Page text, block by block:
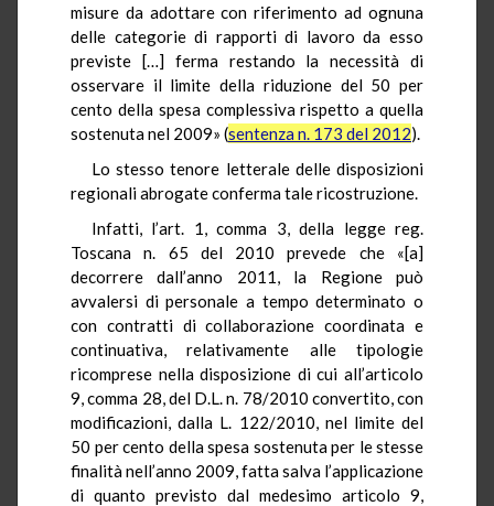
misure da adottare con riferimento ad ognuna
delle categorie di rapporti di lavoro da esso
previste […] ferma restando la necessità di
osservare il limite della riduzione del 50 per
cento della spesa complessiva rispetto a quella
sostenuta nel 2009» (sentenza n. 173 del 2012).
Lo stesso tenore letterale delle disposizioni
regionali abrogate conferma tale ricostruzione.
Infatti, l’art. 1, comma 3, della legge reg.
Toscana n. 65 del 2010 prevede che «[a]
decorrere dall’anno 2011, la Regione può
avvalersi di personale a tempo determinato o
con contratti di collaborazione coordinata e
continuativa, relativamente alle tipologie
ricomprese nella disposizione di cui all’articolo
9, comma 28, del D.L. n. 78/2010 convertito, con
modificazioni, dalla L. 122/2010, nel limite del
50 per cento della spesa sostenuta per le stesse
finalità nell’anno 2009, fatta salva l’applicazione
di quanto previsto dal medesimo articolo 9,